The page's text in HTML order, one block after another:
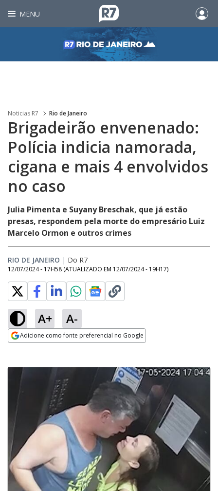
MENU
Noticias R7 Rio de Janeiro
Brigadeirão envenenado:
Polícia indicia namorada,
cigana e mais 4 envolvidos
no caso
Julia Pimenta e Suyany Breschak, que já estão
presas, respondem pela morte do empresário Luiz
Marcelo Ormon e outros crimes
RIO DE JANEIRO | Do R7
12/07/2024 - 17H58 (ATUALIZADO EM 12/07/2024 - 19H17)
A+ A-
Adicione como fonte preferencial no Google